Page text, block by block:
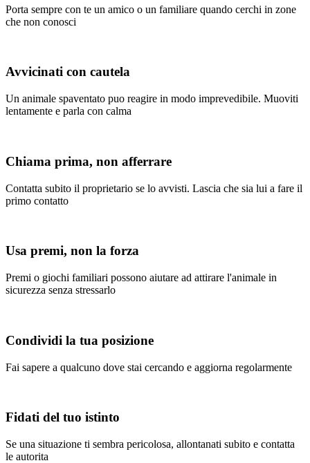
Porta sempre con te un amico o un familiare quando cerchi in zone
che non conosci
Avvicinati con cautela
Un animale spaventato puo reagire in modo imprevedibile. Muoviti
lentamente e parla con calma
Chiama prima, non afferrare
Contatta subito il proprietario se lo avvisti. Lascia che sia lui a fare il
primo contatto
Usa premi, non la forza
Premi o giochi familiari possono aiutare ad attirare l'animale in
sicurezza senza stressarlo
Condividi la tua posizione
Fai sapere a qualcuno dove stai cercando e aggiorna regolarmente
Fidati del tuo istinto
Se una situazione ti sembra pericolosa, allontanati subito e contatta
le autorita